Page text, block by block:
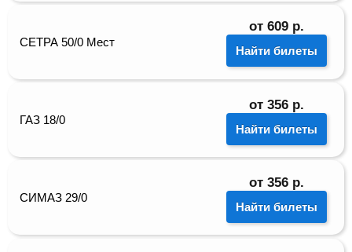
СЕТРА 50/0 Мест
от 609 р.
Найти билеты
ГАЗ 18/0
от 356 р.
Найти билеты
СИМАЗ 29/0
от 356 р.
Найти билеты